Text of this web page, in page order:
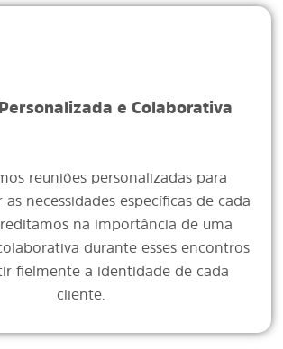
e Colaborativa
reuniões personalizadas para
necessidades específicas de cada
na importância de uma
durante esses encontros
fielmente a identidade de cada
cliente.